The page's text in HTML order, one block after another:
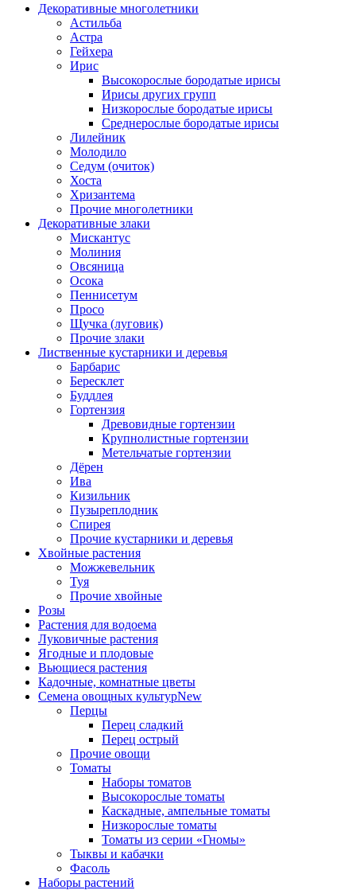
Декоративные многолетники
Астильба
Астра
Гейхера
Ирис
Высокорослые бородатые ирисы
Ирисы других групп
Низкорослые бородатые ирисы
Среднерослые бородатые ирисы
Лилейник
Молодило
Седум (очиток)
Хоста
Хризантема
Прочие многолетники
Декоративные злаки
Мискантус
Молиния
Овсяница
Осока
Пеннисетум
Просо
Щучка (луговик)
Прочие злаки
Лиственные кустарники и деревья
Барбарис
Бересклет
Буддлея
Гортензия
Древовидные гортензии
Крупнолистные гортензии
Метельчатые гортензии
Дёрен
Ива
Кизильник
Пузыреплодник
Спирея
Прочие кустарники и деревья
Хвойные растения
Можжевельник
Туя
Прочие хвойные
Розы
Растения для водоема
Луковичные растения
Ягодные и плодовые
Вьющиеся растения
Кадочные, комнатные цветы
Семена овощных культурNew
Перцы
Перец сладкий
Перец острый
Прочие овощи
Томаты
Наборы томатов
Высокорослые томаты
Каскадные, ампельные томаты
Низкорослые томаты
Томаты из серии «Гномы»
Тыквы и кабачки
Фасоль
Наборы растений